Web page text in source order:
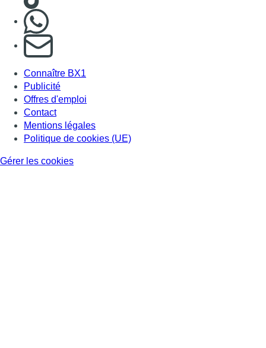
S'abonner à notre newsletter
Connaître BX1
Publicité
Offres d'emploi
Contact
Mentions légales
Politique de cookies (UE)
Gérer les cookies